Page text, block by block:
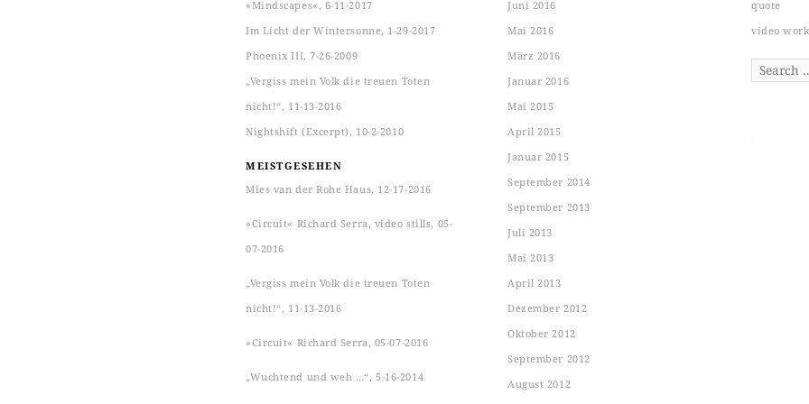
»Mindscapes«, 6-11-2017
Im Licht der Wintersonne, 1-29-2017
Phoenix III, 7-26-2009
„Vergiss mein Volk die treuen Toten
nicht!“, 11-13-2016
Nightshift (Excerpt), 10-2-2010
MEISTGESEHEN
Mies van der Rohe Haus, 12-17-2016
»Circuit« Richard Serra, video stills, 05-
07-2016
„Vergiss mein Volk die treuen Toten
nicht!“, 11-13-2016
»Circuit« Richard Serra, 05-07-2016
„Wuchtend und weh …“, 5-16-2014
Juni 2016
Mai 2016
März 2016
Januar 2016
Mai 2015
April 2015
Januar 2015
September 2014
September 2013
Juli 2013
Mai 2013
April 2013
Dezember 2012
Oktober 2012
September 2012
August 2012
quote
video work
Search